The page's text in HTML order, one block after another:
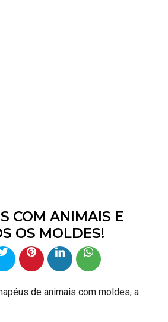
COM ANIMAIS E
OS MOLDES!
de animais com moldes, a